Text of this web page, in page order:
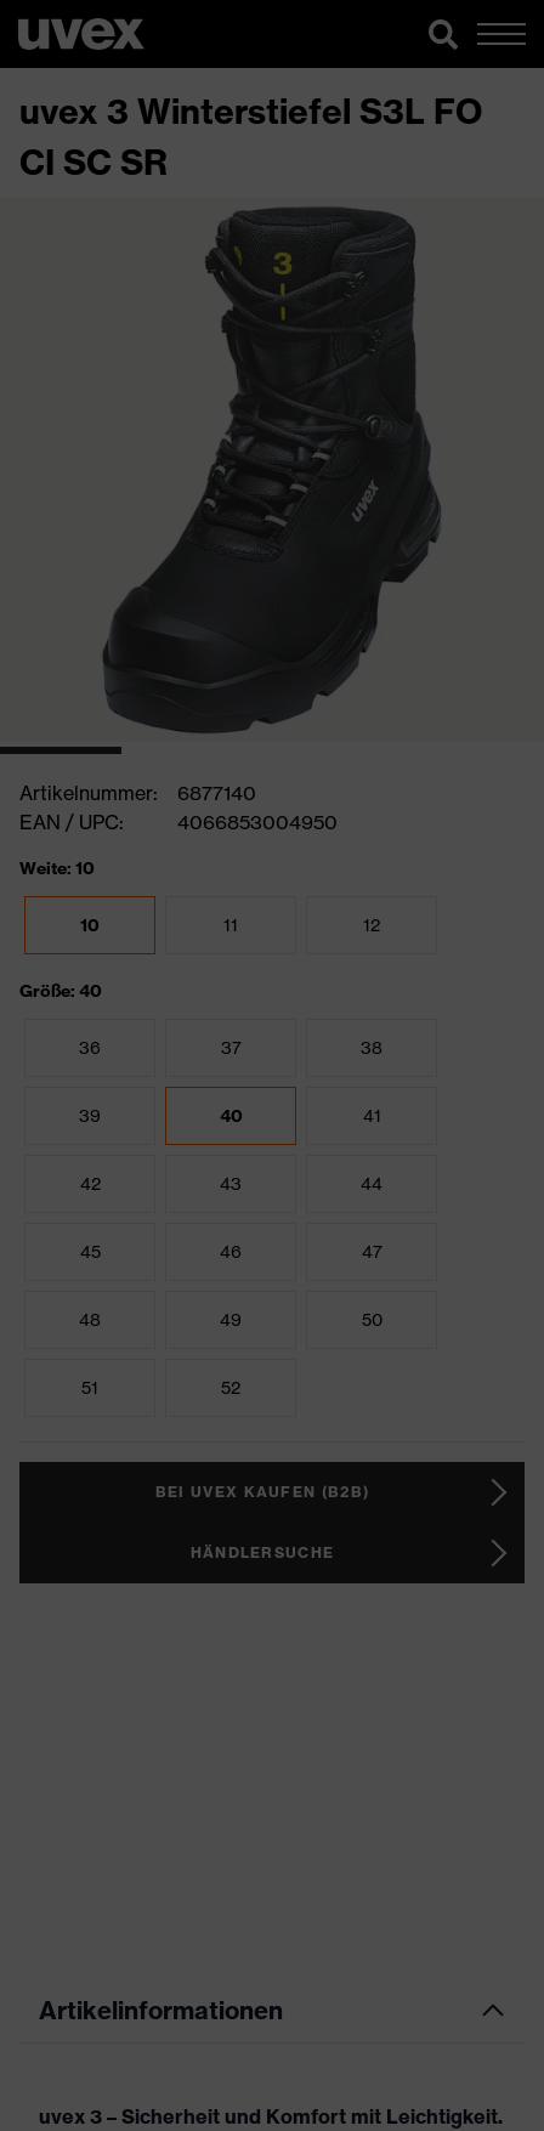
uvex 3 Winterstiefel S3L FO
CI SC SR
Artikelnummer:
6877140
EAN / UPC:
4066853004950
Weite: 10
10 11 12
Größe: 40
36 37 38
39 40 41
42 43 44
45 46 47
48 49 50
51 52
BEI UVEX KAUFEN (B2B)
HÄNDLERSUCHE
Artikelinformationen
uvex 3 – Sicherheit und Komfort mit Leichtigkeit.